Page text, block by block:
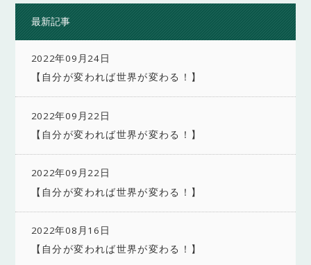
最新記事
2022年09月24日
【自分が変われば世界が変わる！】
2022年09月22日
【自分が変われば世界が変わる！】
2022年09月22日
【自分が変われば世界が変わる！】
2022年08月16日
【自分が変われば世界が変わる！】